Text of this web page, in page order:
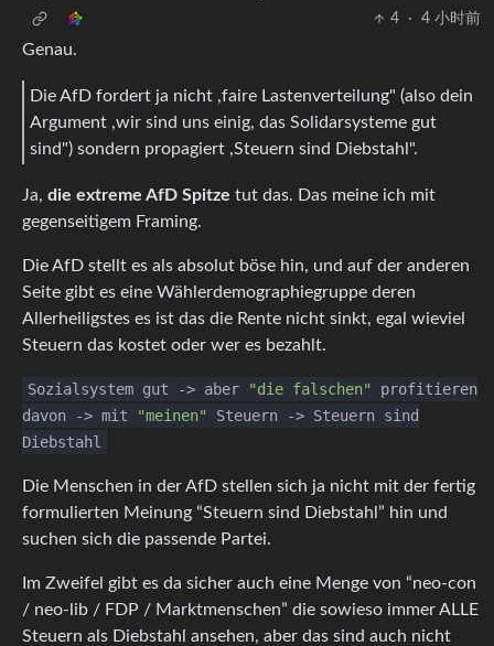
4
· 4 小时前
Genau.
Die AfD fordert ja nicht ,faire Lastenverteilung" (also dein
Argument ,wir sind uns einig, das Solidarsysteme gut
sind") sondern propagiert ,Steuern sind Diebstahl".
Ja, die extreme AfD Spitze tut das. Das meine ich mit
gegenseitigem Framing.
Die AfD stellt es als absolut böse hin, und auf der anderen
Seite gibt es eine Wählerdemographiegruppe deren
Allerheiligstes es ist das die Rente nicht sinkt, egal wieviel
Steuern das kostet oder wer es bezahlt.
Sozialsystem gut -> aber "die falschen"
profitieren
davon
-> mit "meinen" Steuern -> Steuern sind
Diebstahl
Die Menschen in der AfD stellen sich ja nicht mit der fertig
formulierten Meinung “Steuern sind Diebstahl” hin und
suchen sich die passende Partei.
Im Zweifel gibt es da sicher auch eine Menge von “neo-con
/ neo-lib / FDP / Marktmenschen” die sowieso immer ALLE
Steuern als Diebstahl ansehen, aber das sind auch nicht